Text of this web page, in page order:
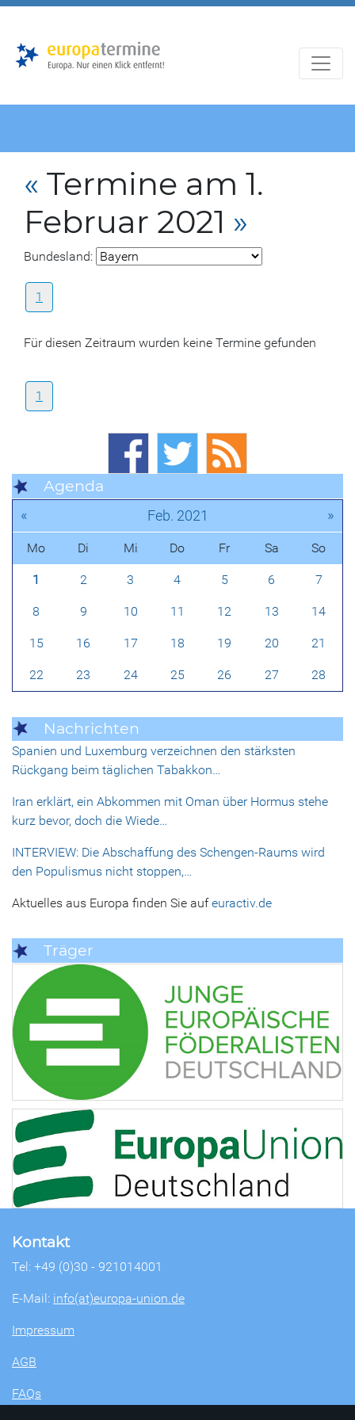
« Termine am 1.
Februar 2021 »
Bundesland:
1
Für diesen Zeitraum wurden keine Termine gefunden
1
Agenda
« Feb. 2021 »
Mo Di Mi Do Fr Sa So
1 2 3 4 5 6 7
8 9 10 11 12 13 14
15 16 17 18 19 20 21
22 23 24 25 26 27 28
Nachrichten
Spanien und Luxemburg verzeichnen den stärksten
Rückgang beim täglichen Tabakkon…
Iran erklärt, ein Abkommen mit Oman über Hormus stehe
kurz bevor, doch die Wiede…
INTERVIEW: Die Abschaffung des Schengen-Raums wird
den Populismus nicht stoppen,…
Aktuelles aus Europa finden Sie aufeuractiv.de
Träger
Kontakt
Tel: +49 (0)30 - 921014001
E-Mail: info(at)europa-union.de
Impressum
AGB
FAQs